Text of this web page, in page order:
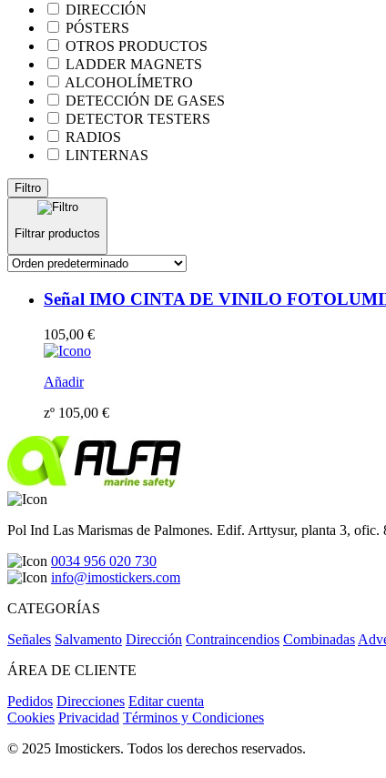
DIRECCIÓN
PÓSTERS
OTROS PRODUCTOS
LADDER MAGNETS
ALCOHOLÍMETRO
DETECCIÓN DE GASES
DETECTOR TESTERS
RADIOS
LINTERNAS
Filtro
Filtrar productos
Señal IMO CINTA DE VINILO
105,00 €
Añadir
zº 105,00 €
Pol Ind Las Marismas de Palmones. Edif. Arttysur, planta 3, ofic.
0034 956 020 730
info@imostickers.com
CATEGORÍAS
Señales Salvamento Dirección Contraincendios Combinadas
ÁREA DE CLIENTE
Pedidos Direcciones Editar cuenta
Cookies Privacidad Términos y Condiciones
© 2025 Imostickers. Todos los derechos reservados.